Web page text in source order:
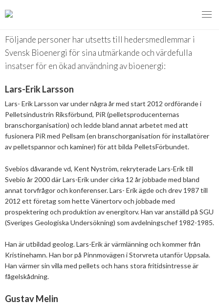
MENY
VI VERKAR FÖR
Svebios valmanifest 2026
Styrmedel
Besvarade remisser
2026
Juni
Maj
April
Mars
Januari
2025
December
November
September
Augusti
2024
November
Oktober
September
2023
December
Oktober
2022
December
2021
OM BIOENERGI
Aktuella frågor
Det finns inget liv utan förbränning
Finns det tillräckligt med biomassa?
Försörjningstrygghet
Sammanfattande statistik om bioenergi
Varför behöves reduktionsplikten?
Biodrivmedel
Bioenergi – ord och begrepp
Exempel på bioenergi
Definitioner av bioenergi
PRESS
Associerad medlem
EVENEMANG
MER
Styrelse
Hedersmedlemmar
Konkurrensrättsligt
Hedersmedlemmar
Följande personer har utsetts till hedersmedlemmar i
Svensk Bioenergi för sina utmärkande och värdefulla
insatser för en ökad användning av bioenergi:
Lars-Erik Larsson
Lars- Erik Larsson var under några år med start 2012 ordförande i
Pelletsindustrin Riksförbund, PiR (pelletsproducenternas
branschorganisation) och ledde bland annat arbetet med att
fusionera PiR med Pellsam (en branschorganisation för installatörer
av pelletspannor och kaminer) för att bilda PelletsFörbundet.
Svebios dåvarande vd, Kent Nyström, rekryterade Lars-Erik till
Svebio år 2000 där Lars-Erik under cirka 12 år jobbade med bland
annat torvfrågor och konferenser. Lars- Erik ägde och drev 1987 till
2012 ett företag som hette Vänertorv och jobbade med
prospektering och produktion av energitorv. Han var anställd på SGU
(Sveriges Geologiska Undersökning) som avdelningschef 1982-1985.
Han är utbildad geolog. Lars-Erik är värmlänning och kommer från
Kristinehamn. Han bor på Pinnmovägen i Storvreta utanför Uppsala.
Han värmer sin villa med pellets och hans stora fritidsintresse är
fågelskådning.
Gustav Melin